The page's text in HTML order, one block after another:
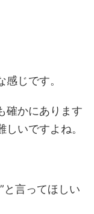
じです。
確かにあります
いですよね。
と言ってほしい